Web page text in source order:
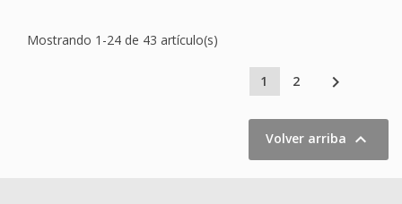
Mostrando 1-24 de 43 artículo(s)
1 2 
Volver arriba 